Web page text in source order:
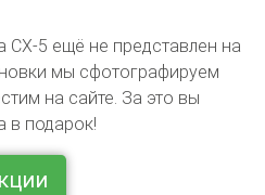
5 ещё не представлен на
мы сфотографируем
на сайте. За это вы
в подарок!